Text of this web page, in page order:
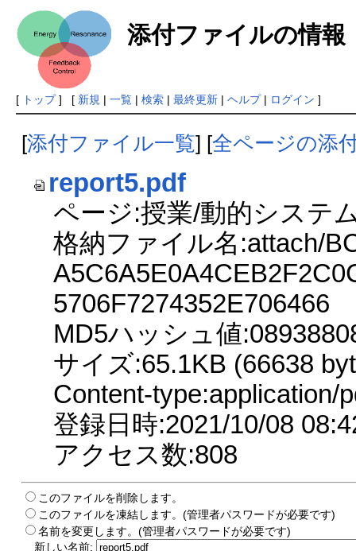
添付ファイルの情報
[ トップ] [ 新規 | 一覧| 検索| 最終更新| ヘルプ| ログイン ]
[添付ファイル一覧] [全ページの添
report5.pdf
ページ:授業/動的システ
格納ファイル名:attach/
5706F7274352E706466
MD5ハッシュ値
サイズ:65.1KB (66638
Content-type:application/
登録日時:2021/10/08
アクセス数:808
このファイルを削除します。
このファイルを凍結します。(管理者パスワードが必要です)
名前を変更します。(管理者パスワードが必要です)
新しい名前: